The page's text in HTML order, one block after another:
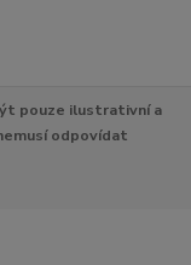
pouze ilustrativní a
odpovídat